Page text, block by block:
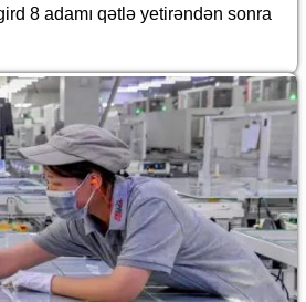
8 adamı qətlə yetirəndən sonra